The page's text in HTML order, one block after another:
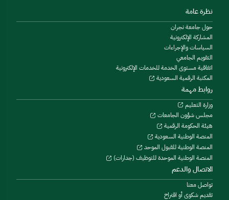
نظرة عامة
حول جامعة نجران
المشاركة الإلكترونية
السياسات والإجراءات
التقويم الجامعي
اتفاقية مستوى الخدمة للخدمات الإلكترونية
المكتبة الرقمية السعودية
روابط مهمة
وزارة التعليم
مجلس شؤون الجامعات
هيئة الحكومة الرقمية
المنصة الوطنية السعودية
المنصة الوطنية للقبول الموحد
المنصة الوطنية الموحدة للتوظيف (جدارات)
الاتصال والدعم
تواصل معنا
تقديم شكوى أو اقتراح